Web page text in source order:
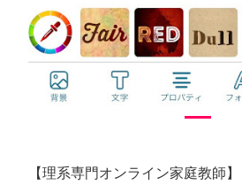
【理系専門オンライン家庭教師】